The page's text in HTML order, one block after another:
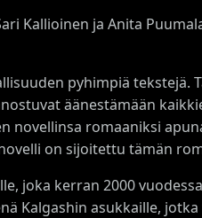
Kallioinen ja Anita
pyhimpiä tekstejä.
äänestämään
novellinsa romaaniksi
on sijoitettu tämän
joka kerran 2000
Kalgashin asukkaille,